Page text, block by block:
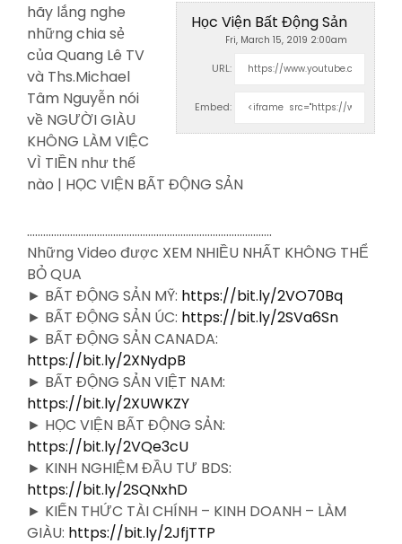
Học Viện Bất Động Sản
Fri, March 15, 2019 2:00am
URL:
Embed:
hãy lắng nghe
những chia sẻ
của Quang Lê TV
và Ths.Michael
Tâm Nguyễn nói
về NGƯỜI GIÀU
KHÔNG LÀMVIỆC
VÌ TIỀN như thế
nào | HỌC VIỆN BẤT ĐỘNG SẢN
……………………………………………………………………………….
Những Video được XEM NHIỀU NHẤT KHÔNG THỂ
BỎ QUA
► BẤT ĐỘNG SẢN MỸ: https://bit.ly/2VO70Bq
► BẤT ĐỘNG SẢN ÚC: https://bit.ly/2SVa6Sn
► BẤT ĐỘNG SẢN CANADA:
https://bit.ly/2XNydpB
► BẤT ĐỘNG SẢN VIỆT NAM:
https://bit.ly/2XUWKZY
► HỌC VIỆN BẤT ĐỘNG SẢN:
https://bit.ly/2VQe3cU
► KINH NGHIỆM ĐẦU TƯ BDS:
https://bit.ly/2SQNxhD
► KIẾN THỨC TÀI CHÍNH – KINH DOANH – LÀM
GIÀU: https://bit.ly/2JfjTTP